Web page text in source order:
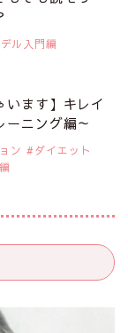
ル入門編
います】キレイ
ニング編～
ン
ダイエット